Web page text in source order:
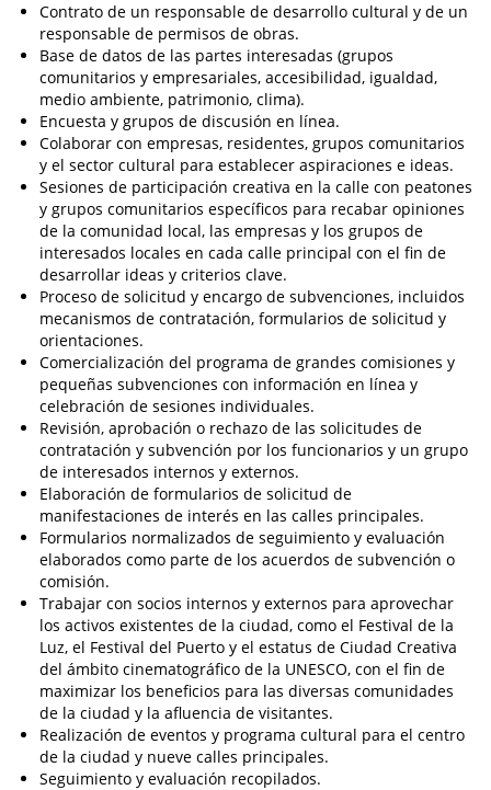
Contrato de un responsable de desarrollo cultural y de un
responsable de permisos de obras.
Base de datos de las partes interesadas (grupos
comunitarios y empresariales, accesibilidad, igualdad,
medio ambiente, patrimonio, clima).
Encuesta y grupos de discusión en línea.
Colaborar con empresas, residentes, grupos comunitarios
y el sector cultural para establecer aspiraciones e ideas.
Sesiones de participación creativa en la calle con peatones
y grupos comunitarios específicos para recabar opiniones
de la comunidad local, las empresas y los grupos de
interesados locales en cada calle principal con el fin de
desarrollar ideas y criterios clave.
Proceso de solicitud y encargo de subvenciones, incluidos
mecanismos de contratación, formularios de solicitud y
orientaciones.
Comercialización del programa de grandes comisiones y
pequeñas subvenciones con información en línea y
celebración de sesiones individuales.
Revisión, aprobación o rechazo de las solicitudes de
contratación y subvención por los funcionarios y un grupo
de interesados internos y externos.
Elaboración de formularios de solicitud de
manifestaciones de interés en las calles principales.
Formularios normalizados de seguimiento y evaluación
elaborados como parte de los acuerdos de subvención o
comisión.
Trabajar con socios internos y externos para aprovechar
los activos existentes de la ciudad, como el Festival de la
Luz, el Festival del Puerto y el estatus de Ciudad Creativa
del ámbito cinematográfico de la UNESCO, con el fin de
maximizar los beneficios para las diversas comunidades
de la ciudad y la afluencia de visitantes.
Realización de eventos y programa cultural para el centro
de la ciudad y nueve calles principales.
Seguimiento y evaluación recopilados.